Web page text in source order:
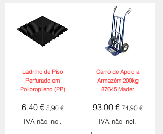
Ladrilho de Piso
Perfurado em
Polipropileno (PP)
Preço normal
6,40 € Preço promocional
5,90 €
IVA não incl.
Carro de Apoio a
Armazém 200kg
87645 Mader
Preço normal
93,00 € Preço
74,90 €
IVA não incl.